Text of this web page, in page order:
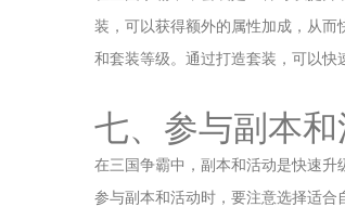
装，可以获得额外的属性加成，从
和套装等级。通过打造套装，可以快
七、参与副本和
在三国争霸中，副本和活动是快速
参与副本和活动时，要注意选择适